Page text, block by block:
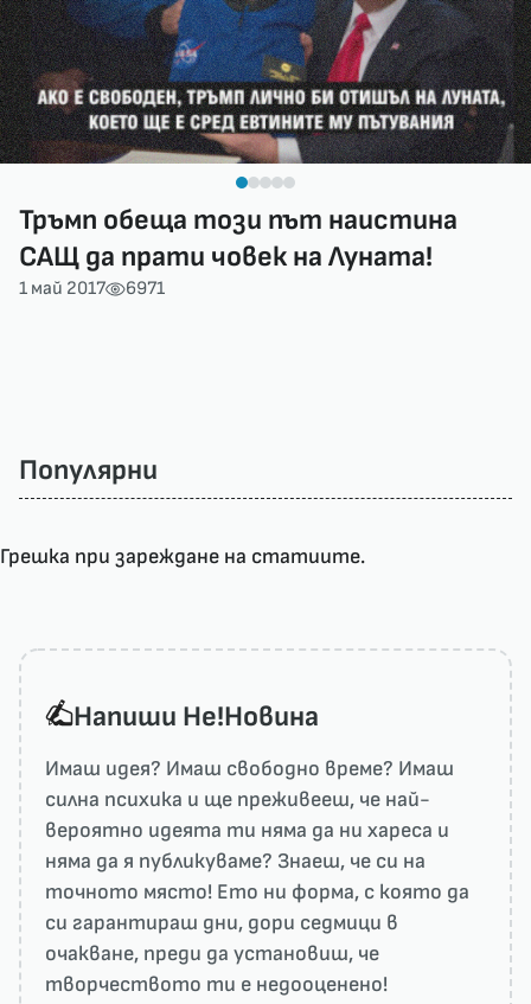
Тръмп обеща този път наистина
САЩ да прати човек на Луната!
1 май 2017 6971
Популярни
Грешка при зареждане на статиите.
Напиши He!Новина
Имаш идея? Имаш свободно време? Имаш
силна психика и ще преживееш, че най-
вероятно идеята ти няма да ни харесa и
няма да я публикуваме? Знаеш, че си на
точното място! Ето ни форма, с която да
си гарантираш дни, дори седмици в
очакване, преди да установиш, че
творчеството ти е недооценено!